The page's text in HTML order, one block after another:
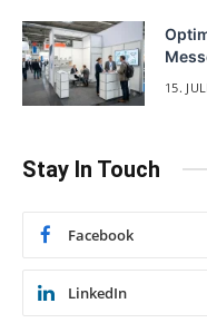
15.
Stay In Touch
Facebook
LinkedIn